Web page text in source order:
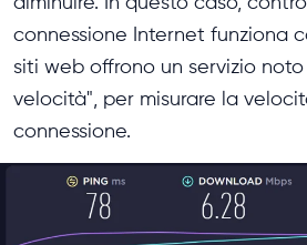
connessione Internet funziona
siti web offrono un servizio
velocità", per misurare la
connessione.